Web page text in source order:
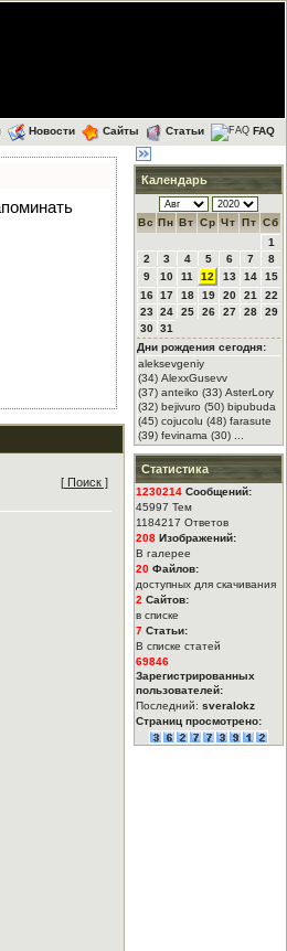
Новости Сайты Статьи FAQ
[ Поиск ]
Календарь
Вс Пн Вт Ср Чт Пт Сб
1
2
3 4 5 6 7
8
9
10 11 12 13 14
15
16 17 18 19 20 21
22
23
24 25 26 27 28
29
30 31
Дни рождения сегодня:
aleksevgeniy
(34) AlexxGusevv
(37) anteiko (33) AsterLory
(32) bejivuro (50) bipubuda
(45) cojucolu (48) farasute
(39) fevinama (30) ...
Статистика
1230214 Сообщений:
45997 Тем
1184217 Ответов
208 Изображений:
В галерее
20 Файлов:
доступных для скачивания
2 Сайтов:
в списке
7 Статьи:
В списке статей
69846
Зарегистрированных
пользователей:
Последний: sveralokz
Страниц просмотрено: